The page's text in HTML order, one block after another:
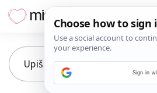
Sign in